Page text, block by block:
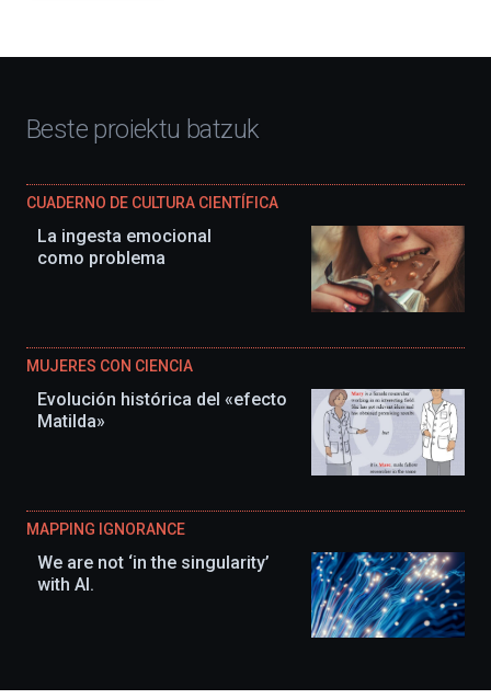
Beste proiektu batzuk
CUADERNO DE CULTURA CIENTÍFICA
La ingesta emocional
como problema
MUJERES CON CIENCIA
Evolución histórica del «efecto
Matilda»
MAPPING IGNORANCE
We are not ‘in the singularity’
with AI.